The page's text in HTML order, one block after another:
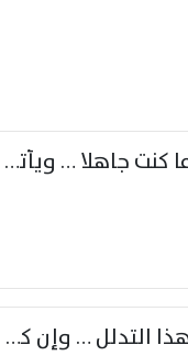
ستبدي لك الأيام ما كنت جاهلا … ويأتيك بالأخبار من لم تزوّد
أفاطم مهلا بعض هذا التدلل … وإن كنت قد أزمعت صرمي فأجملي